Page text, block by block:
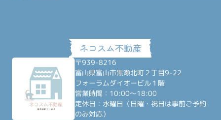
〒939-8216
富山県富山市黒瀬北町２丁目9-22
フォーラムダイオービル１階
営業時間：10:00～18:00
定休日：水曜日（日曜・祝日は事前ご予約
のみ対応）